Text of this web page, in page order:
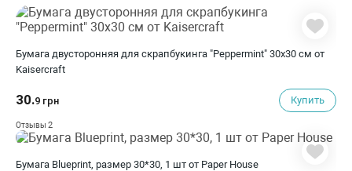
Бумага двусторонняя для скрапбукинга "Peppermint" 30х30 см от
Kaisercraft
30.9 грн Купить
Отзывы 2
Бумага Blueprint, размер 30*30, 1 шт от Paper House